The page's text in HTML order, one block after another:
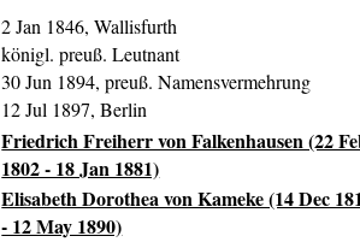
2 Jan 1846, Wallisfurth
königl. preuß. Leutnant
30 Jun 1894, preuß. Namensvermehrung
12 Jul 1897, Berlin
Friedrich Freiherr von Falkenhausen (22
1802 - 18 Jan 1881)
Elisabeth Dorothea von Kameke (14 Dec
- 12 May 1890)